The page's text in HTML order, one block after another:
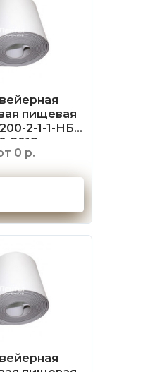
пищевая
2-1-1-НБ
2018
0 р.